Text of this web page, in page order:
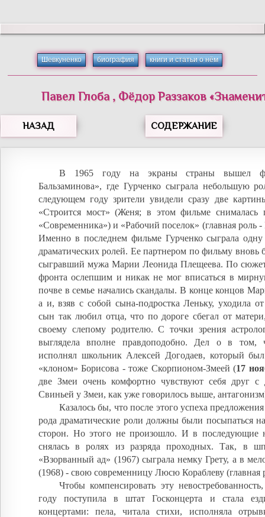
Шевкуненко биография книги и статьи о нём
Павел Глоба , Фёдор Раззаков«
НАЗАД СОДЕРЖАНИЕ
В 1965 году на экраны страны вышел
Бальзаминова», где Гурченко сыграла небольшую
следующем году зрители увидели сразу две
«Строится мост» (Женя; в этом фильме снималась
«Современника») и «Рабочий поселок» (главная роль
Именно в последнем фильме Гурченко сыграла
драматических ролей. Ее партнером по фильму вновь
сыгравший мужа Марии Леонида Плещеева. По
фронта ослепшим и никак не мог вписаться в
почве в семье начались скандалы. В конце концов
а и, взяв с собой сына-подростка Леньку, уходила
сын так любил отца, что по дороге сбегал от
своему слепому родителю. С точки зрения
выглядела вполне правдоподобно. Дел о в том,
исполнял школьник Алексей Догодаев, который был
«клоном» Борисова - тоже Скорпионом-Змеей (17
две Змеи очень комфортно чувствуют себя друг
Свиньей у Змеи, как уже говорилось выше,
Казалось бы, что после этого успеха
рода драматические роли должны были посыпаться
сторон. Но этого не произошло. И в последующие
снялась в ролях из разряда проходных. Так, в
«Взорванный ад» (1967) сыграла немку Грету, а в
(1968) - свою современницу Люсю Кораблеву (главная
Чтобы компенсировать эту
году поступила в штат Госконцерта и стала
концертами: пела, читала стихи, исполняла